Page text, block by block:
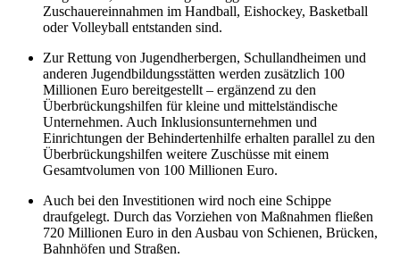
Zuschauereinnahmen im Handball, Eishockey, Basketball
oder Volleyball entstanden sind.
Zur Rettung von Jugendherbergen, Schullandheimen und
anderen Jugendbildungsstätten werden zusätzlich 100
Millionen Euro bereitgestellt – ergänzend zu den
Überbrückungshilfen für kleine und mittelständische
Unternehmen. Auch Inklusionsunternehmen und
Einrichtungen der Behindertenhilfe erhalten parallel zu den
Überbrückungshilfen weitere Zuschüsse mit einem
Gesamtvolumen von 100 Millionen Euro.
Auch bei den Investitionen wird noch eine Schippe
draufgelegt. Durch das Vorziehen von Maßnahmen fließen
720 Millionen Euro in den Ausbau von Schienen, Brücken,
Bahnhöfen und Straßen.